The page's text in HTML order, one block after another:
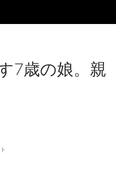
7歳の娘。親